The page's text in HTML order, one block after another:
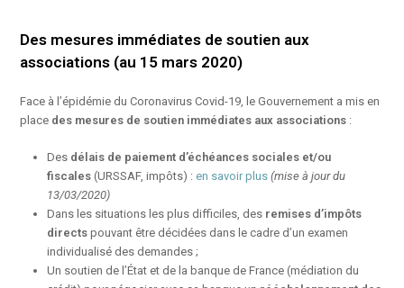
Des mesures immédiates de soutien aux
associations (au 15 mars 2020)
Face à l’épidémie du Coronavirus Covid-19, le Gouvernement a mis en
place des mesures de soutien immédiates aux associations :
Des délais de paiement d’échéances sociales et/ou
fiscales(URSSAF, impôts) : en savoir plus (mise à jour du
13/03/2020)
Dans les situations les plus difficiles, des remises d’impôts
directs pouvant être décidées dans le cadre d’un examen
individualisé des demandes ;
Un soutien de l’État et de la banque de France (médiation du